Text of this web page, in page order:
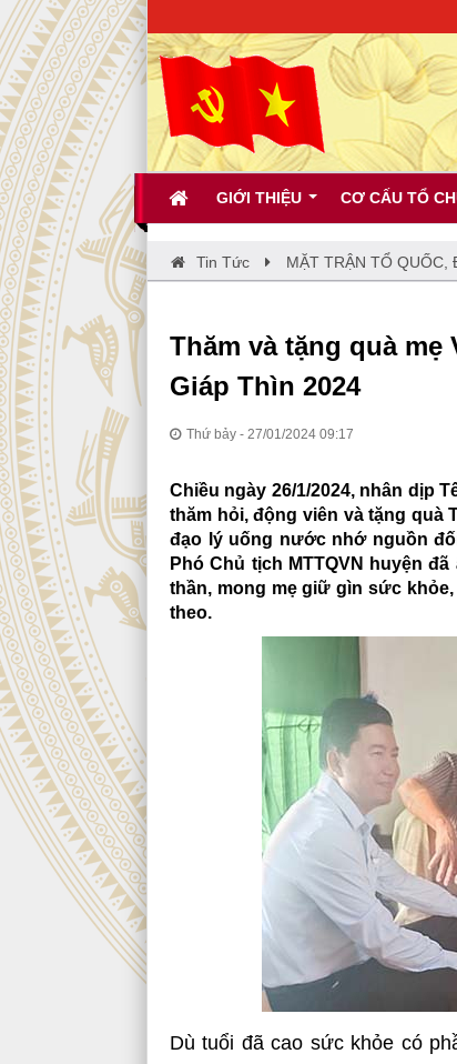
GIỚI THIỆU CƠ CẤU TỔ
Tin Tức MẶT TRẬN TỔ QUỐC,
Thăm và tặng quà
Giáp Thìn 2024
Thứ bảy - 27/01/2024 09:17
Chiều ngày 26/1/2024, nhân dịp
thăm hỏi, động viên và tặng quà
đạo lý uống nước nhớ nguồn
Phó Chủ tịch MTTQVN huyện
thần, mong mẹ giữ gìn sức
theo.
Dù tuổi đã cao sức khỏe có